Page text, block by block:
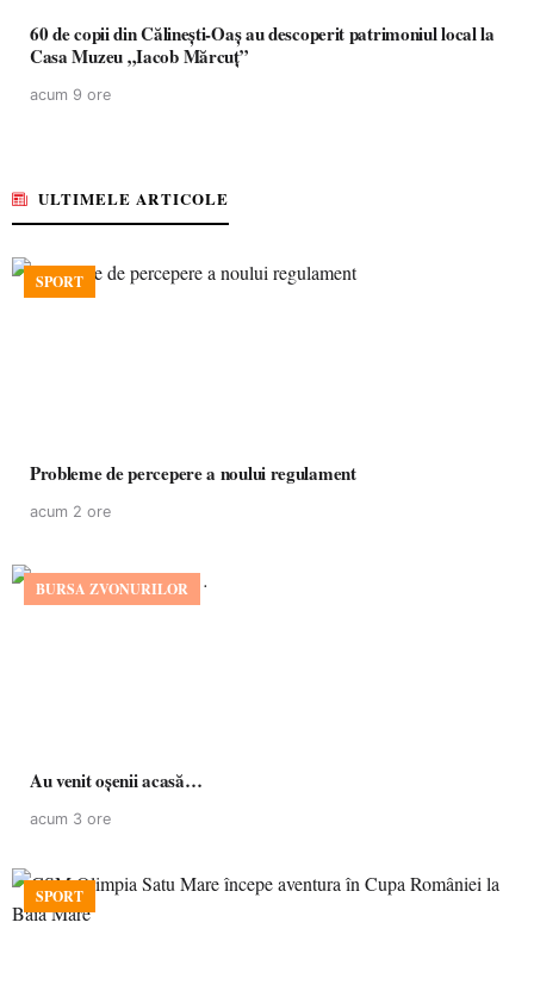
60 de copii din Călinești-Oaș au descoperit patrimoniul local la
Casa Muzeu „Iacob Mărcuț”
acum 9 ore
ULTIMELE ARTICOLE
SPORT
Probleme de percepere a noului regulament
acum 2 ore
BURSA ZVONURILOR
Au venit oșenii acasă…
acum 3 ore
SPORT